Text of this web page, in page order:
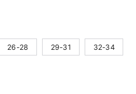
26-28 29-31 32-34